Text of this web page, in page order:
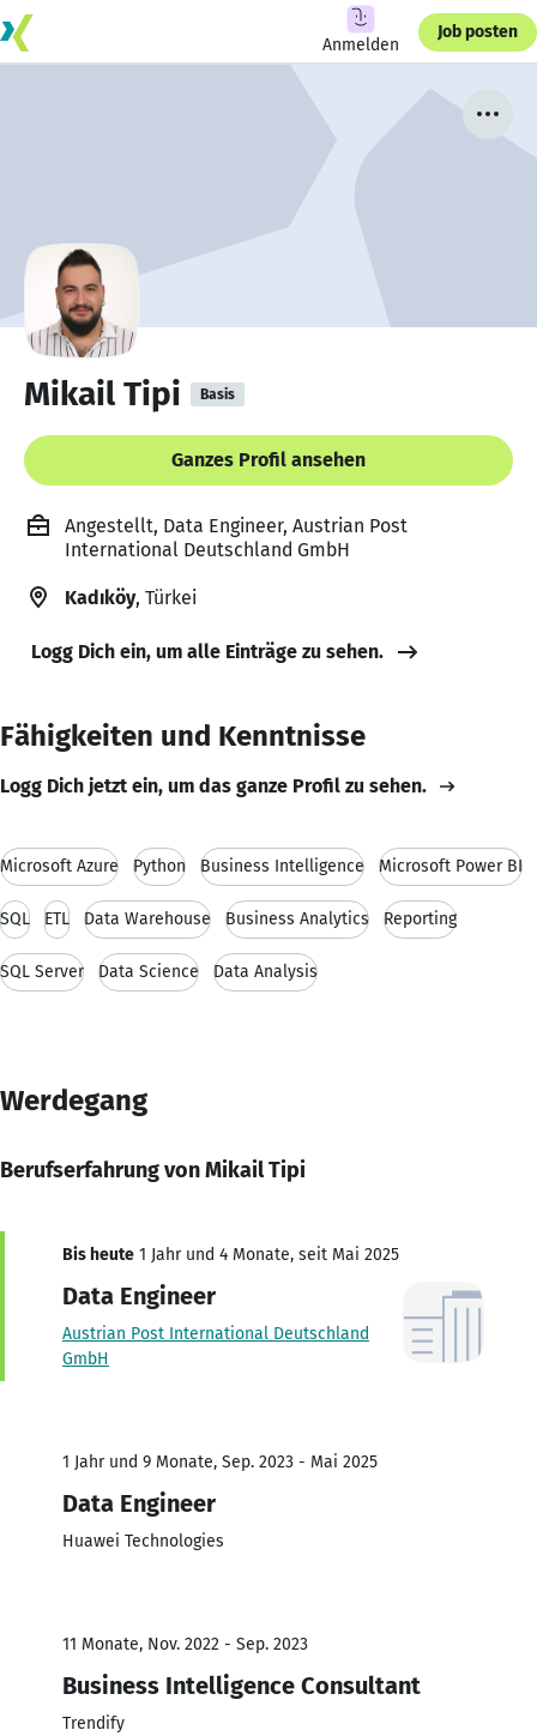
Anmelden
Job posten
Mikail Tipi Basis
Ganzes Profil ansehen
Angestellt, Data Engineer, Austrian Post
International Deutschland GmbH
Kadıköy, Türkei
Logg Dich ein, um alle Einträge zu sehen.
Fähigkeiten und Kenntnisse
Logg Dich jetzt ein, um das ganze Profil zu sehen.
Microsoft Azure Python Business Intelligence Microsoft Power BI
SQL ETL Data Warehouse Business Analytics Reporting
SQL Server Data Science Data Analysis
Werdegang
Berufserfahrung von Mikail Tipi
Bis heute 1 Jahr und 4 Monate, seit Mai 2025
Data Engineer
Austrian Post International Deutschland
GmbH
1 Jahr und 9 Monate, Sep. 2023 - Mai 2025
Data Engineer
Huawei Technologies
11 Monate, Nov. 2022 - Sep. 2023
Business Intelligence Consultant
Trendify